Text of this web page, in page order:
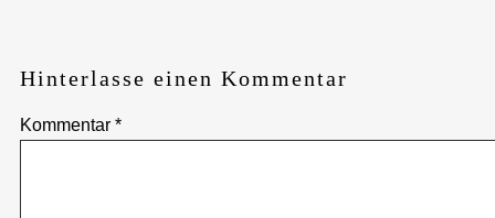
Hinterlasse einen Kommentar
Kommentar *